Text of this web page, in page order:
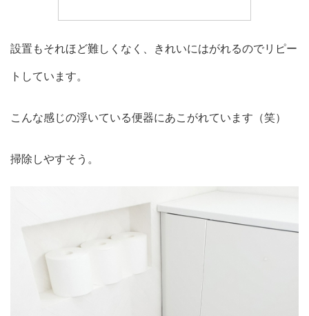
設置もそれほど難しくなく、きれいにはがれるのでリピー
トしています。
こんな感じの浮いている便器にあこがれています（笑）
掃除しやすそう。